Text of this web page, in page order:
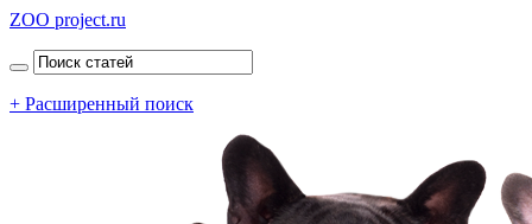
ZOO project.ru
+ Расширенный поиск